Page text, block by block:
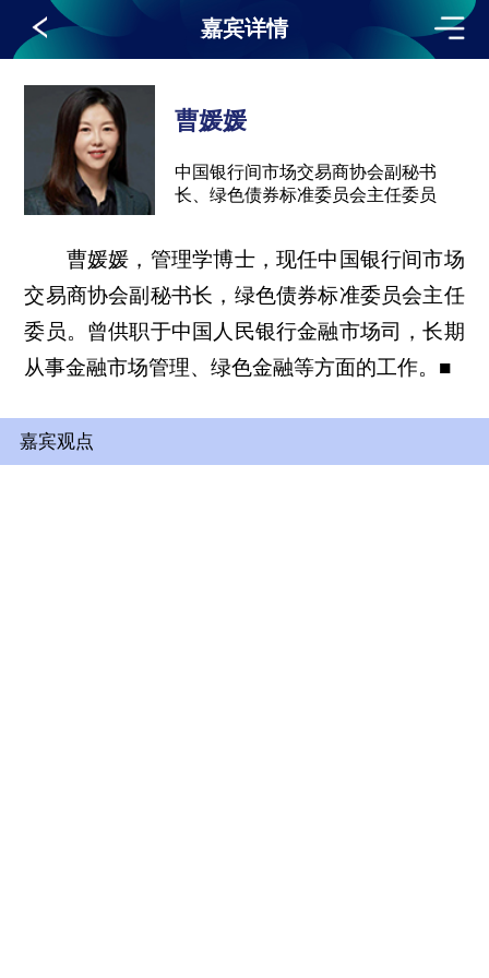
嘉宾详情
曹媛媛
中国银行间市场交易商协会副秘书
长、绿色债券标准委员会主任委员
曹媛媛，管理学博士，现任中国银行间市场
交易商协会副秘书长，绿色债券标准委员会主任
委员。曾供职于中国人民银行金融市场司，长期
从事金融市场管理、绿色金融等方面的工作。■
嘉宾观点